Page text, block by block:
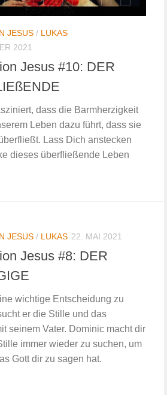
JESUS / LUKAS
2021
Jesus #10: DER
dass die Barmherzigkeit
Leben dazu führt, dass sie
Lass Dich anstecken
dieses überfließende Leben
JESUS / LUKAS 22. MAI 2021
Jesus #8: DER
wichtige Entscheidung zu
er die Stille und das
seinem Vater. Dominic macht dir
immer wieder zu suchen, um
Gott dir zu sagen hat.